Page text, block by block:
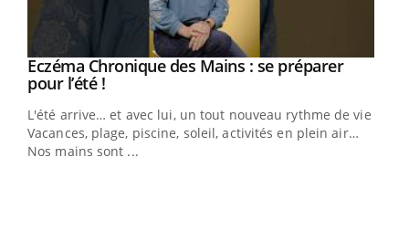
Youtube
Eczéma Chronique des Mains : se préparer
pour l’été !Youtube
L'été arrive… et avec lui, un tout nouveau rythme de vie !
Vacances, plage, piscine, soleil, activités en plein air…
Nos mains sont ...